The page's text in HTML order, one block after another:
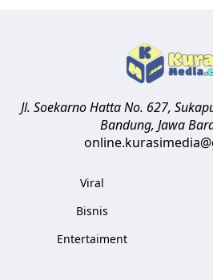
Jl. Soekarno Hatta No. 627,
Bandung, Jawa
Viral
Bisnis
Entertaiment